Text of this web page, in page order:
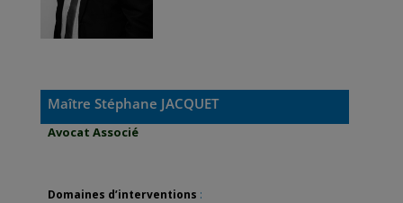
Maître Stéphane JACQUET
Avocat Associé
Domaines d’interventions :